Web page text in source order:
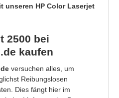
unseren HP Color Laserjet
2500 bei
kaufen
versuchen alles, um
Reibungslosen
Dies fängt hier im